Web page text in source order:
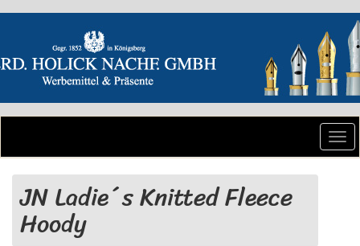
JN Ladie´s Knitted Fleece
Hoody